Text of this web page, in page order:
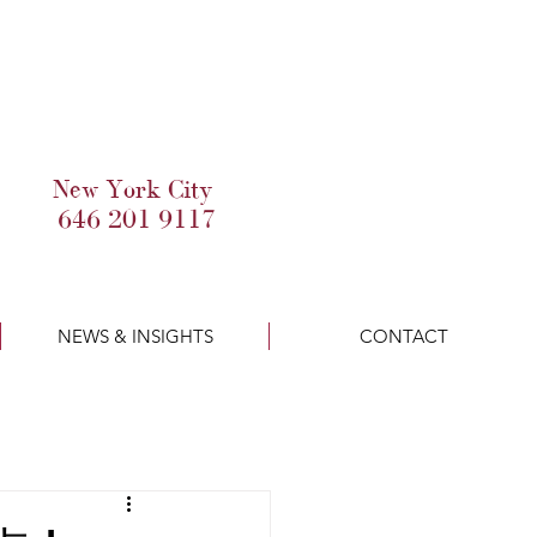
New York City
646 201 9117
NEWS & INSIGHTS CONTACT